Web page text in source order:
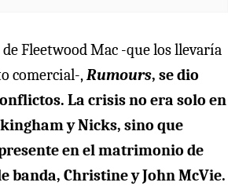
Fleetwood Mac -que los llevaría
comercial-,Rumours, se dio
La crisis no era solo en
y Nicks, sino que
en el matrimonio de
banda, Christine y John McVie.